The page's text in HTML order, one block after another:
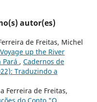
autor(es)
de Freitas, Michel
up the River
Pará , Cadernos de
Traduzindo a
Ferreira de Freitas,
do Conto "O